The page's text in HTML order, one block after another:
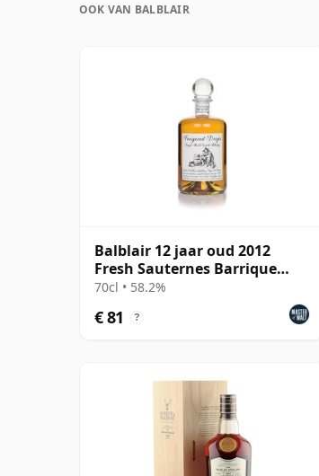
OOK VAN BALBLAIR
Balblair 12 jaar oud 2012
Fresh Sauternes Barrique
Finish (cask 3228)
70cl • 58.2%
€ 81 ?